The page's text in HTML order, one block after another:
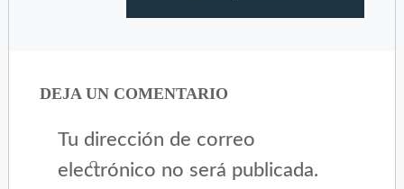
DEJA UN COMENTARIO
Tu dirección de correo
electrónico no será publicada.